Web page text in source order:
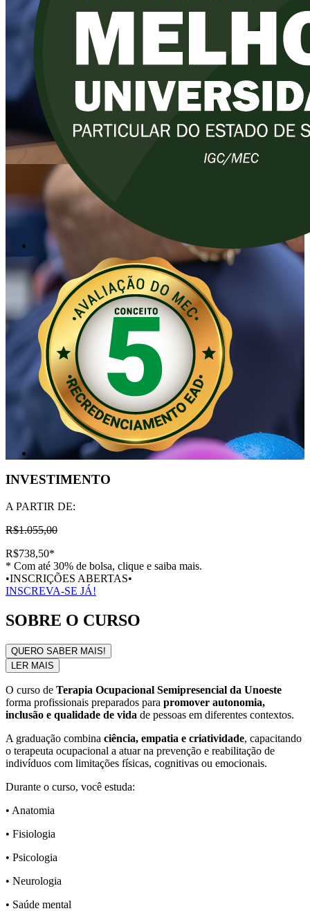
INVESTIMENTO
A PARTIR DE:
R$1.055,00
R$738,50*
* Com até 30% de bolsa, clique e saiba mais.
•INSCRIÇÕES ABERTAS•
INSCREVA-SE JÁ!
SOBRE O CURSO
QUERO SABER MAIS!
LER MAIS
O curso de Terapia Ocupacional Semipresencial da Unoeste
forma profissionais preparados para promover autonomia,
inclusão e qualidade de vida de pessoas em diferentes contextos.
A graduação combina ciência, empatia e criatividade, capacitando
o terapeuta ocupacional a atuar na prevenção e reabilitação de
indivíduos com limitações físicas, cognitivas ou emocionais.
Durante o curso, você estuda:
• Anatomia
• Fisiologia
• Psicologia
• Neurologia
• Saúde mental